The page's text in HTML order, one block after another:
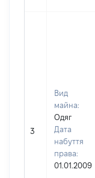
3
Вид
майна:
Одяг
Дата
набуття
права:
01.01.2009